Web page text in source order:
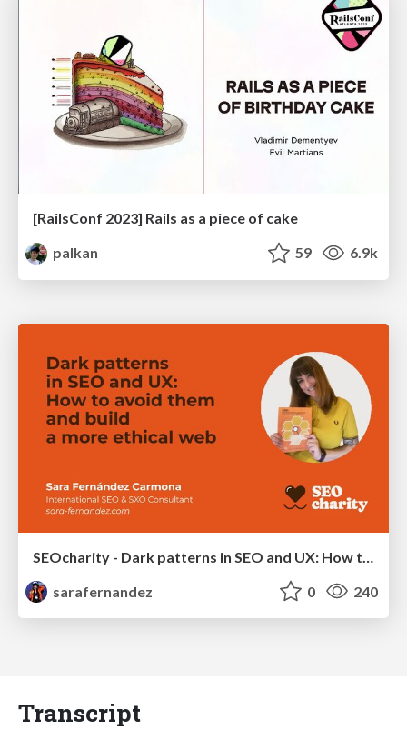
[RailsConf 2023] Rails as a piece of cake
palkan
59 6.9k
sarafernandez
0 240
Transcript